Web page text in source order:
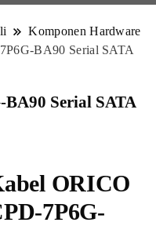
Komponen Hardware
BA90 Serial SATA
Serial SATA
ORICO
7P6G-